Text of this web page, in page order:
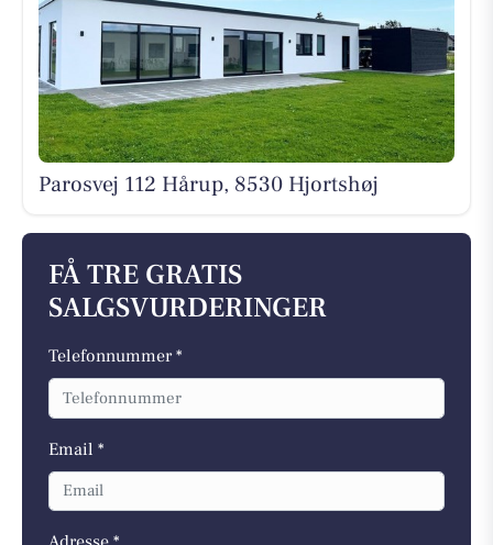
Parosvej 112 Hårup, 8530 Hjortshøj
FÅ TRE GRATIS
SALGSVURDERINGER
Telefonnummer *
Email *